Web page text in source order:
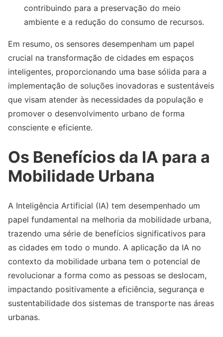
contribuindo para a preservação do meio
ambiente e a redução do consumo de recursos.
Em resumo, os sensores desempenham um papel
crucial na transformação de cidades em espaços
inteligentes, proporcionando uma base sólida para a
implementação de soluções inovadoras e sustentáveis
que visam atender às necessidades da população e
promover o desenvolvimento urbano de forma
consciente e eficiente.
Os Benefícios da IA para a
Mobilidade Urbana
A Inteligência Artificial (IA) tem desempenhado um
papel fundamental na melhoria da mobilidade urbana,
trazendo uma série de benefícios significativos para
as cidades em todo o mundo. A aplicação da IA no
contexto da mobilidade urbana tem o potencial de
revolucionar a forma como as pessoas se deslocam,
impactando positivamente a eficiência, segurança e
sustentabilidade dos sistemas de transporte nas áreas
urbanas.